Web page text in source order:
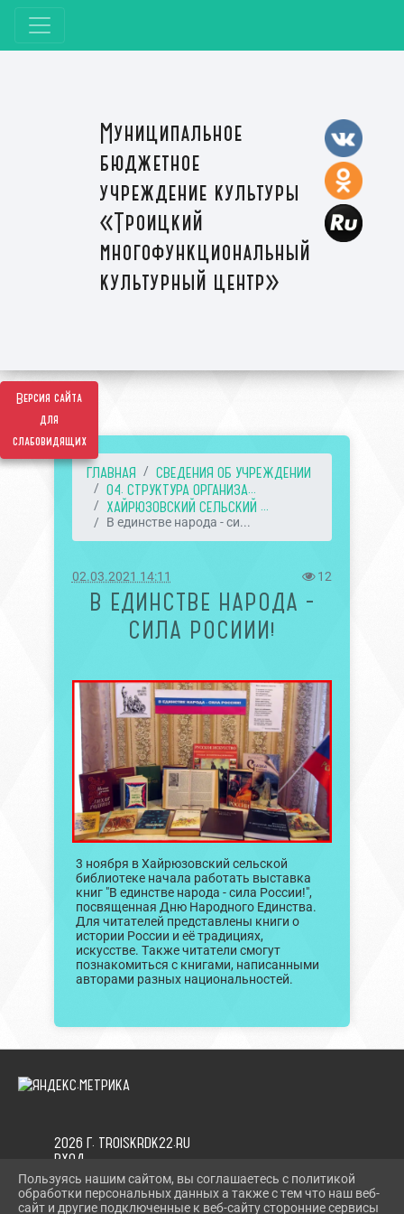
Версия сайта
для
слабовидящих
Муниципальное
бюджетное
учреждение культуры
«Троицкий
многофункциональный
культурный центр»
ГЛАВНАЯ
СВЕДЕНИЯ ОБ УЧРЕЖДЕНИИ
04. СТРУКТУРА ОРГАНИЗА...
ХАЙРЮЗОВСКИЙ СЕЛЬСКИЙ ...
В единстве народа - си...
02.03.2021 14:11 12
В ЕДИНСТВЕ НАРОДА -
СИЛА РОСИИИ!
3 ноября в Хайрюзовский сельской
библиотеке начала работать выставка
книг "В единстве народа - сила России!",
посвященная Дню Народного Единства.
Для читателей представлены книги о
истории России и её традициях,
искусстве. Также читатели смогут
познакомиться с книгами, написанными
авторами разных национальностей.
2026 Г. TROISKRDK22.RU
ВХОД
КАРТА САЙТА
ПОЛИТИКА ОБРАБОТКИ ПЕРСОНАЛЬНЫХ ДАННЫХ
Пользуясь нашим сайтом, вы соглашаетесь с политикой
обработки персональных данных а также с тем что наш веб-
сайт и другие подключенные к веб-сайту сторонние сервисы